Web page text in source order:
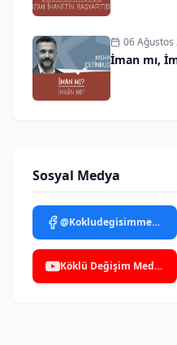
06 Ağustos
İman mı,
Sosyal Medya
@Kokludegisimmedya
Köklü Değişim Medya